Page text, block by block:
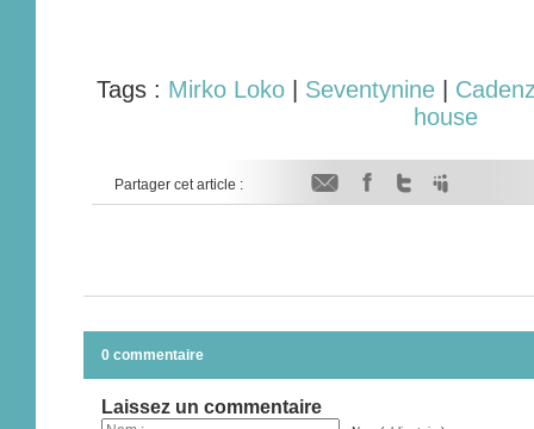
Tags : Mirko Loko Seventynine
house
Partager cet article :
0 commentaire
Laissez un commentaire